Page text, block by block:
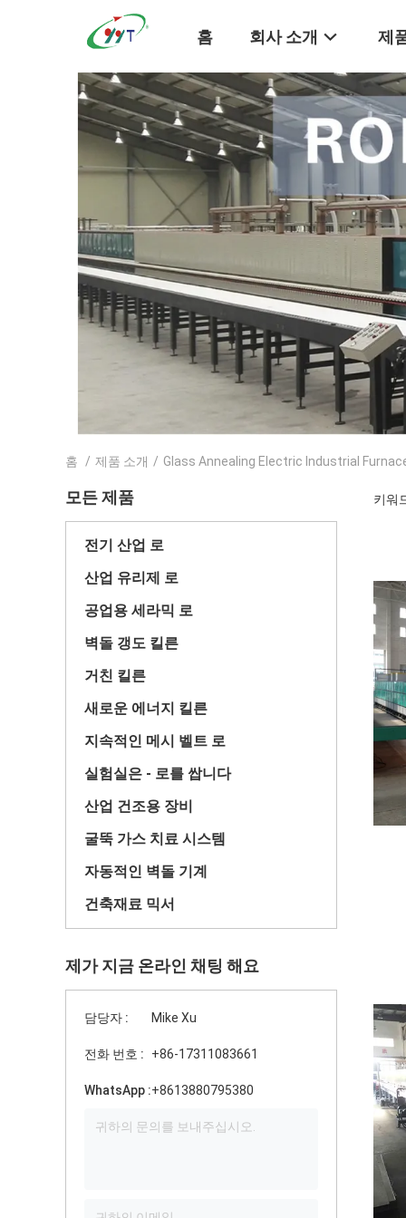
홈 회사 소개 제
홈 / 제품 소개 / Glass Annealing Electric Industrial
모든 제품
전기 산업 로
산업 유리제 로
공업용 세라믹 로
벽돌 갱도 킬른
거친 킬른
새로운 에너지 킬른
지속적인 메시 벨트 로
실험실은 - 로를 쌉니다
산업 건조용 장비
굴뚝 가스 치료 시스템
자동적인 벽돌 기계
건축재료 믹서
제가 지금 온라인 채팅 해요
담당자 : Mike Xu
전화 번호 : +86-17311083661
WhatsApp :+8613880795380
키워